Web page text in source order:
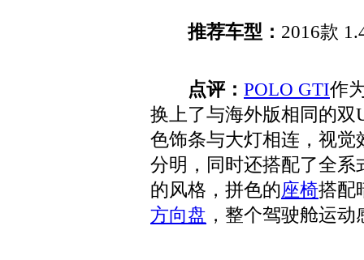
推荐车型： 2016款
点评： POLO GTI作
换上了与海外版相同的
色饰条与大灯相连，视
分明，同时还搭配了全系
的风格，拼色的座椅搭配
方向盘 ，整个驾驶舱运动